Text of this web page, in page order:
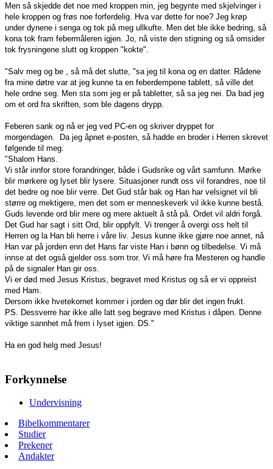
Men så skjedde det noe med kroppen min, jeg begynte med skjelvinger i
hele kroppen og frøs noe forferdelig. Hva var dette for noe? Jeg krøp
under dynene i senga og tok på meg ullkufte. Men det ble ikke bedring, så
kona tok fram febermåleren igjen. Jo, nå viste den stigning og så omsider
tok frysningene slutt og kroppen "kokte".
"Salv meg og be , så må det slutte, "sa jeg til kona og en datter. Rådene
fra mine døtre var at jeg kunne ta en feberdempene tablett, så ville det
hele ordne seg. Men sta som jeg er på tabletter, så sa jeg nei. Da bad jeg
om et ord fra skriften, som ble dagens drypp.
Feberen sank og nå er jeg ved PC-en og skriver dryppet for
morgendagen. Da jeg åpnet e-posten, så hadde en broder i Herren skrevet
følgende til meg:
"Shalom Hans.
Vi står innfor store forandringer, både i Gudsrike og vårt samfunn. Mørke
blir mørkere og lyset blir lysere. Situasjoner rundt oss vil forandres, noe til
det bedre og noe blir verre. Det Gud står bak og Han har velsignet vil bli
større og mektigere, men det som er menneskeverk vil ikke kunne bestå.
Guds levende ord blir mere og mere aktuelt å stå på. Ordet vil aldri forgå.
Det Gud har sagt i sitt Ord, blir oppfylt. Vi trenger å overgi oss helt til
Herren og la Han bli herre i våre liv. Jesus kunne ikke gjøre noe annet, nå
Han var på jorden enn det Hans far viste Han i bønn og tilbedelse. Vi må
innse at det også gjelder oss som tror. Vi må høre fra Mesteren og handle
på de signaler Han gir oss.
Vi er død med Jesus Kristus, begravet med Kristus og så er vi oppreist
med Ham.
Dersom ikke hvetekornet kommer i jorden og dør blir det ingen frukt.
PS. Dessverre har ikke alle latt seg begrave med Kristus i dåpen. Denne
viktige sannhet må frem i lyset igjen. DS."
Ha en god helg med Jesus!
Forkynnelse
Undervisning
Bibelkommentarer
Studier
Prekener
Andakter